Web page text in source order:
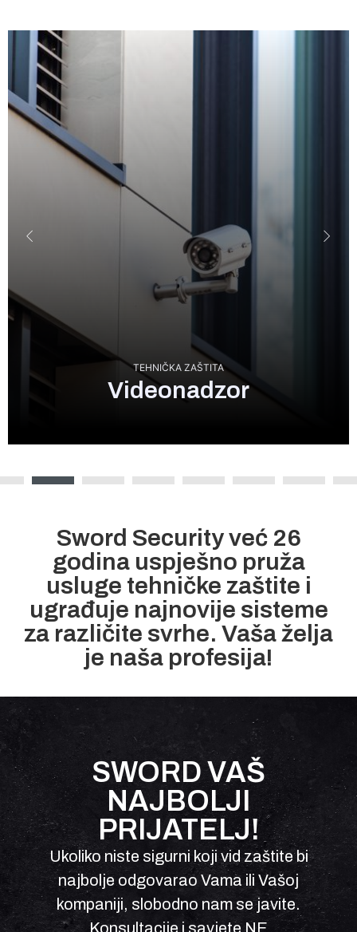
TEHNIČKA ZAŠTITA
Videonadzor
Sword Security već 26
godina uspješno pruža
usluge tehničke zaštite i
ugrađuje najnovije sisteme
za različite svrhe. Vaša želja
je naša profesija!
SWORD VAŠ
NAJBOLJI
PRIJATELJ!
Ukoliko niste sigurni koji vid zaštite bi
najbolje odgovarao Vama ili Vašoj
kompaniji, slobodno nam se javite.
Konsultacije i savjete NE